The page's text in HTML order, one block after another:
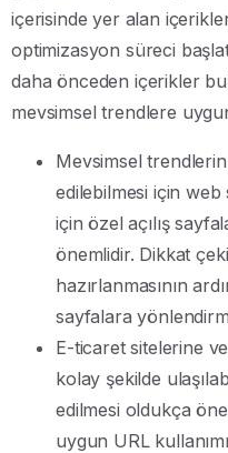
içerisinde yer alan
optimizasyon süreci
daha önceden içerikler
mevsimsel trendlere
Mevsimsel
edilebilmesi için
için özel açılış
önemlidir. Dikkat
hazırlanmasının
sayfalara
E-ticaret sitelerine
kolay şekilde
edilmesi oldukça
uygun URL